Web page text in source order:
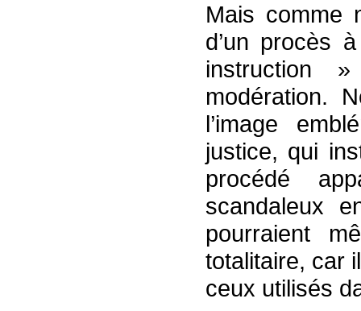
Mais comme
d’un procès
instruction
modération.
l’image
justice, qui
procédé
scandaleux
pourraient
totalitaire, car
ceux utilisés